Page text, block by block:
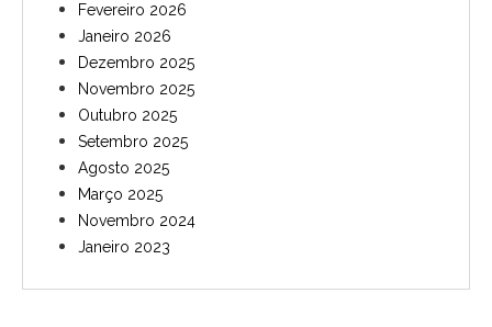
Fevereiro 2026
Janeiro 2026
Dezembro 2025
Novembro 2025
Outubro 2025
Setembro 2025
Agosto 2025
Março 2025
Novembro 2024
Janeiro 2023